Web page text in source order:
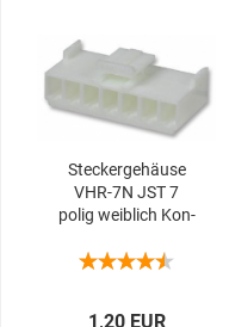
Ste­cker­ge­häu­se
VHR-​7N JST 7
polig weib­lich Kon­
1,20 EUR